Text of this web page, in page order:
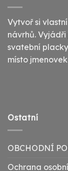
Vytvoř si
návrhů.
svatební
místo
Ostatní
OBCHODNÍ
Ochrana